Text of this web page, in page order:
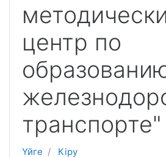
центр по
транспорте"
Үйге
Кіру